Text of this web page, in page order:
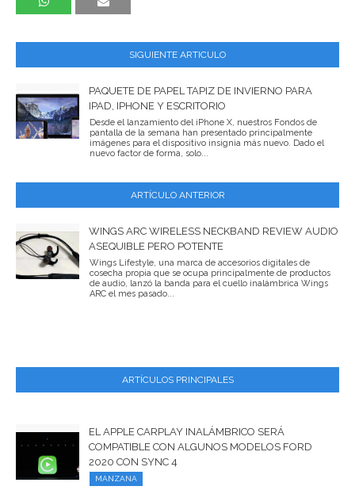
SIGUIENTE ARTICULO
PAQUETE DE PAPEL TAPIZ DE INVIERNO PARA
IPAD, IPHONE Y ESCRITORIO
Desde el lanzamiento del iPhone X, nuestros Fondos de
pantalla de la semana han presentado principalmente
imágenes para el dispositivo insignia más nuevo. Dado el
nuevo factor de forma, solo...
ARTÍCULO ANTERIOR
WINGS ARC WIRELESS NECKBAND REVIEW AUDIO
ASEQUIBLE PERO POTENTE
Wings Lifestyle, una marca de accesorios digitales de
cosecha propia que se ocupa principalmente de productos
de audio, lanzó la banda para el cuello inalámbrica Wings
ARC el mes pasado...
ARTÍCULOS PRINCIPALES
EL APPLE CARPLAY INALÁMBRICO SERÁ
COMPATIBLE CON ALGUNOS MODELOS FORD
2020 CON SYNC 4
MANZANA